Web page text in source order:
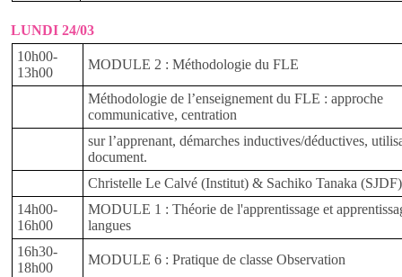
LUNDI 24/03
10h00-
13h00
MODULE 2 : Méthodologie du FLE
Méthodologie de l’enseignement du FLE : approche
communicative, centration
sur l’apprenant, démarches inductives/déductives,
document.
Christelle Le Calvé (Institut) & Sachiko Tanaka (SJDF)
14h00-
16h00
MODULE 1 : Théorie de l'apprentissage et
langues
16h30-
18h00
MODULE 6 : Pratique de classe Observation